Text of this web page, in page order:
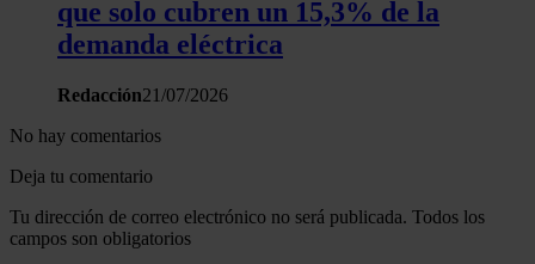
que solo cubren un 15,3% de la
demanda eléctrica
Redacción21/07/2026
No hay comentarios
Deja tu comentario
Tu dirección de correo electrónico no será publicada. Todos los
campos son obligatorios